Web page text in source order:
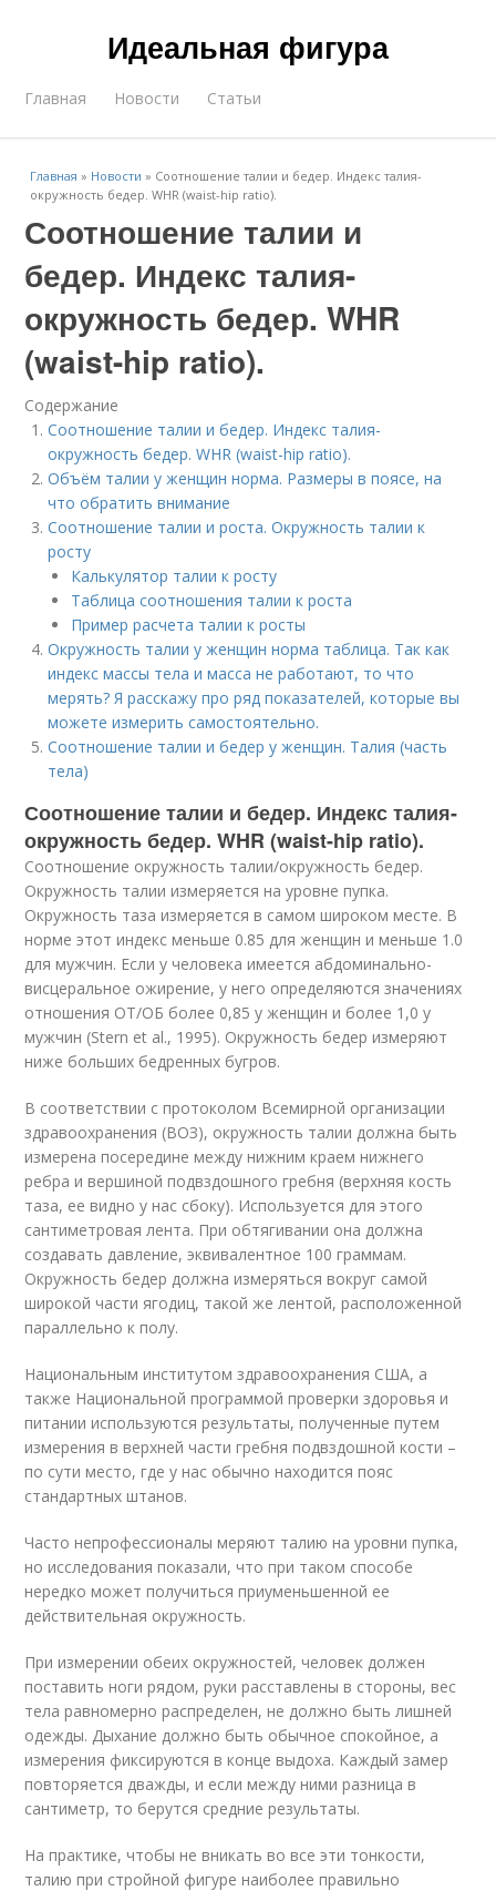
Идеальная фигура
Главная Новости Статьи
Главная » Новости » Соотношение талии и бедер. Индекс талия-
окружность бедер. WHR (waist-hip ratio).
Соотношение талии и
бедер. Индекс талия-
окружность бедер. WHR
(waist-hip ratio).
Содержание
Соотношение талии и бедер. Индекс талия-
окружность бедер. WHR (waist-hip ratio).
Объём талии у женщин норма. Размеры в поясе, на
что обратить внимание
Соотношение талии и роста. Окружность талии к
росту
Калькулятор талии к росту
Таблица соотношения талии к роста
Пример расчета талии к росты
Окружность талии у женщин норма таблица. Так как
индекс массы тела и масса не работают, то что
мерять? Я расскажу про ряд показателей, которые вы
можете измерить самостоятельно.
Соотношение талии и бедер у женщин. Талия (часть
тела)
Соотношение талии и бедер. Индекс талия-
окружность бедер. WHR (waist-hip ratio).
Соотношение окружность талии/окружность бедер.
Окружность талии измеряется на уровне пупка.
Окружность таза измеряется в самом широком месте. В
норме этот индекс меньше 0.85 для женщин и меньше 1.0
для мужчин. Если у человека имеется абдоминально-
висцеральное ожирение, у него определяются значениях
отношения ОТ/ОБ более 0,85 у женщин и более 1,0 у
мужчин (Stern et al., 1995). Окружность бедер измеряют
ниже больших бедренных бугров.
В соответствии с протоколом Всемирной организации
здравоохранения (ВОЗ), окружность талии должна быть
измерена посередине между нижним краем нижнего
ребра и вершиной подвздошного гребня (верхняя кость
таза, ее видно у нас сбоку). Используется для этого
сантиметровая лента. При обтягивании она должна
создавать давление, эквивалентное 100 граммам.
Окружность бедер должна измеряться вокруг самой
широкой части ягодиц, такой же лентой, расположенной
параллельно к полу.
Национальным институтом здравоохранения США, а
также Национальной программой проверки здоровья и
питании используются результаты, полученные путем
измерения в верхней части гребня подвздошной кости –
по сути место, где у нас обычно находится пояс
стандартных штанов.
Часто непрофессионалы меряют талию на уровни пупка,
но исследования показали, что при таком способе
нередко может получиться приуменьшенной ее
действительная окружность.
При измерении обеих окружностей, человек должен
поставить ноги рядом, руки расставлены в стороны, вес
тела равномерно распределен, не должно быть лишней
одежды. Дыхание должно быть обычное спокойное, а
измерения фиксируются в конце выдоха. Каждый замер
повторяется дважды, и если между ними разница в
сантиметр, то берутся средние результаты.
На практике, чтобы не вникать во все эти тонкости,
талию при стройной фигуре наиболее правильно